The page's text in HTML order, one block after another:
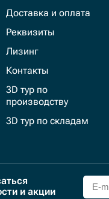
Доставка и оплата
Реквизиты
Лизинг
Контакты
3D тур по
производству
3D тур по складам
и акции